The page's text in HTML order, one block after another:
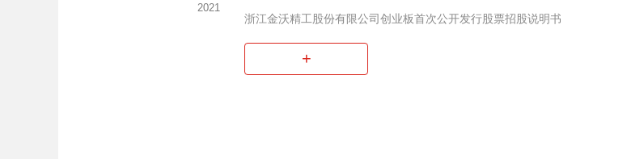
2021
浙江金沃精工股份有限公司创业板首次公开发行股票招股说明书
+